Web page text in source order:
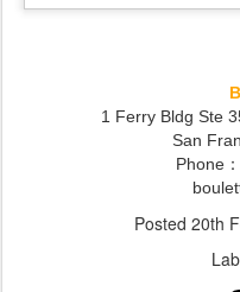
1 Ferry Bldg Ste
San
Phone
Posted 20th